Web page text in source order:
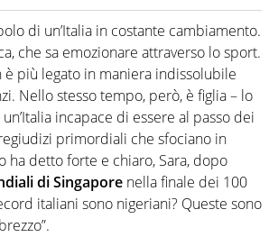
campo e sul campo per vivere ogni evento
Passione smisurata per il
di cuoio. Il pallone è una cosa
a dirgli di no
di un’Italia in costante cambiamento.
che sa emozionare attraverso lo sport.
è più legato in maniera indissolubile
Nello stesso tempo, però, è figlia – lo
incapace di essere al passo dei
primordiali che sfociano in
ha detto forte e chiaro, Sara, dopo
di Singapore nella finale dei 100
italiani sono nigeriani? Queste sono